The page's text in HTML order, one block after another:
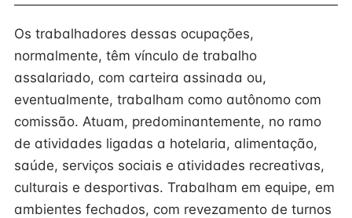
Os trabalhadores dessas ocupações,
normalmente, têm vínculo de trabalho
assalariado, com carteira assinada ou,
eventualmente, trabalham como autônomo com
comissão. Atuam, predominantemente, no ramo
de atividades ligadas a hotelaria, alimentação,
saúde, serviços sociais e atividades recreativas,
culturais e desportivas. Trabalham em equipe, em
ambientes fechados, com revezamento de turnos